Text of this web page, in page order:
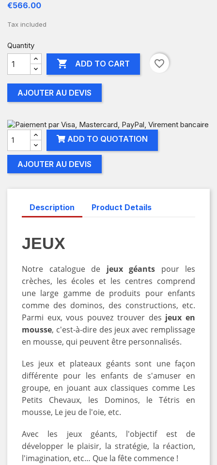
€566.00
Tax included
Quantity
 ADD TO CART favorite_border
AJOUTER AU DEVIS
ADD TO QUOTATION
AJOUTER AU DEVIS
Description Product Details
JEUX
Notre catalogue de jeux géants pour les
crèches, les écoles et les centres comprend
une large gamme de produits pour enfants
comme des dominos, des constructions, etc.
Parmi eux, vous pouvez trouver des jeux en
mousse, c'est-à-dire des jeux avec remplissage
en mousse, qui peuvent être personnalisés.
Les jeux et plateaux géants sont une façon
différente pour les enfants de s'amuser en
groupe, en jouant aux classiques comme Les
Petits Chevaux, les Dominos, le Tétris en
mousse, Le jeu de l'oie, etc.
Avec les jeux géants, l'objectif est de
développer le plaisir, la stratégie, la réaction,
l'imagination, etc… Que la fête commence !